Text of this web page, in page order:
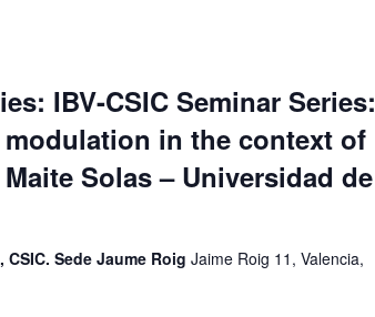
IBV-CSIC Seminar Series:
in the context of
Solas – Universidad de
Sede Jaume Roig Jaime Roig 11, Valencia,